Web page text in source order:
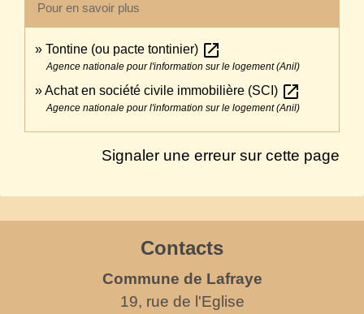
Pour en savoir plus
Tontine (ou pacte tontinier) open_in_new
Agence nationale pour l'information sur le logement (Anil)
Achat en société civile immobilière (SCI) open_in_new
Agence nationale pour l'information sur le logement (Anil)
Signaler une erreur sur cette page
Contacts
Commune de Lafraye
19, rue de l'Eglise